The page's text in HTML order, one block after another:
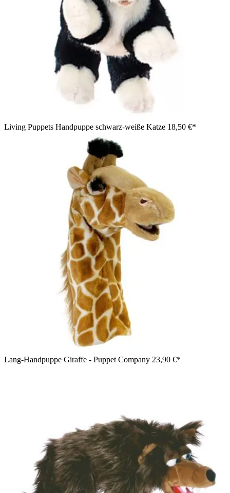
Living Puppets Handpuppe schwarz-weiße Katze 18,50 €*
Lang-Handpuppe Giraffe - Puppet Company 23,90 €*